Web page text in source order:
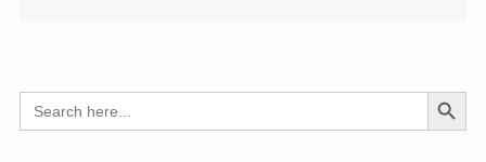
Search
for:
Search Button